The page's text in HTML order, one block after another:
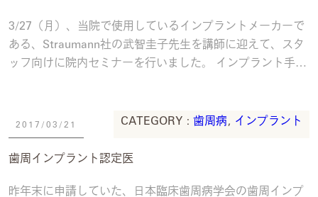
3/27（月）、当院で使用しているインプラントメーカーで
ある、Straumann社の武智圭子先生を講師に迎えて、スタ
ッフ向けに院内セミナーを行いました。 インプラント手術
2017/03/21 CATEGORY : 歯周病 インプラント
歯周インプラント認定医
昨年末に申請していた、日本臨床歯周病学会の歯周インプ